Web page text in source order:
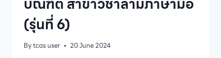
2567
(รุ่นที่ 6)
Bytcas user 20 June 2024